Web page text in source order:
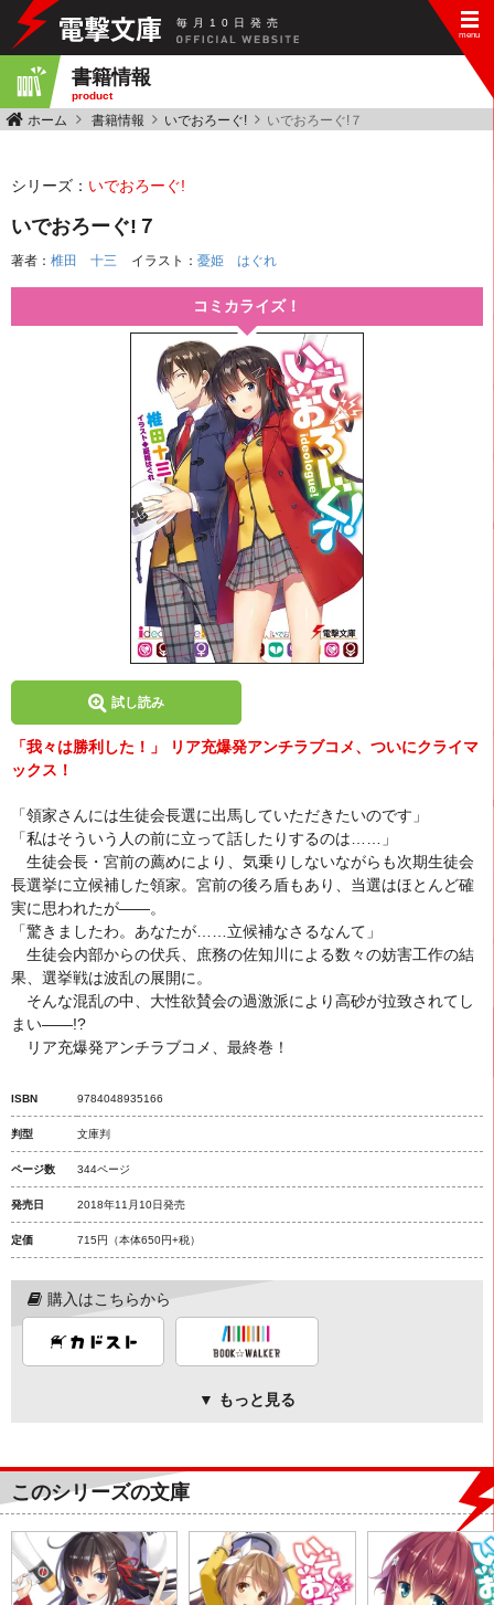
毎 月 10 日 発 売
書籍情報
product
ホーム 書籍情報 いでおろーぐ! いでおろーぐ!７
シリーズ： いでおろーぐ!
いでおろーぐ!７
著者： 椎田 十三 イラスト： 憂姫 はぐれ
コミカライズ！
試し読み
「我々は勝利した！」 リア充爆発アンチラブコメ、ついにクライマ
ックス！
「領家さんには生徒会長選に出馬していただきたいのです」
「私はそういう人の前に立って話したりするのは……」
生徒会長・宮前の薦めにより、気乗りしないながらも次期生徒会
長選挙に立候補した領家。宮前の後ろ盾もあり、当選はほとんど確
実に思われたが――。
「驚きましたわ。あなたが……立候補なさるなんて」
生徒会内部からの伏兵、庶務の佐知川による数々の妨害工作の結
果、選挙戦は波乱の展開に。
そんな混乱の中、大性欲賛会の過激派により高砂が拉致されてし
まい――!?
リア充爆発アンチラブコメ、最終巻！
ISBN 9784048935166
判型 文庫判
ページ数 344ページ
発売日 2018年11月10日発売
定価 715円 （本体650円+税）
購入はこちらから
▼ もっと見る
このシリーズの文庫